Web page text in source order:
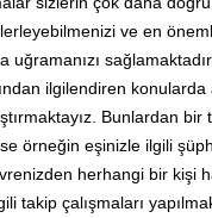
ve en
uğramanızı
ilgilendiren konularda
Bunlardan
örneğin eşinizle ilgili
herhangi bir kişi
takip çalışmaları